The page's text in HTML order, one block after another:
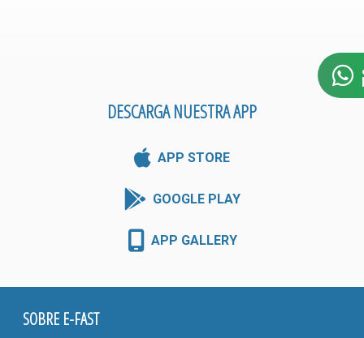
DESCARGA NUESTRA APP
APP STORE
GOOGLE PLAY
APP GALLERY
SOBRE E-FAST